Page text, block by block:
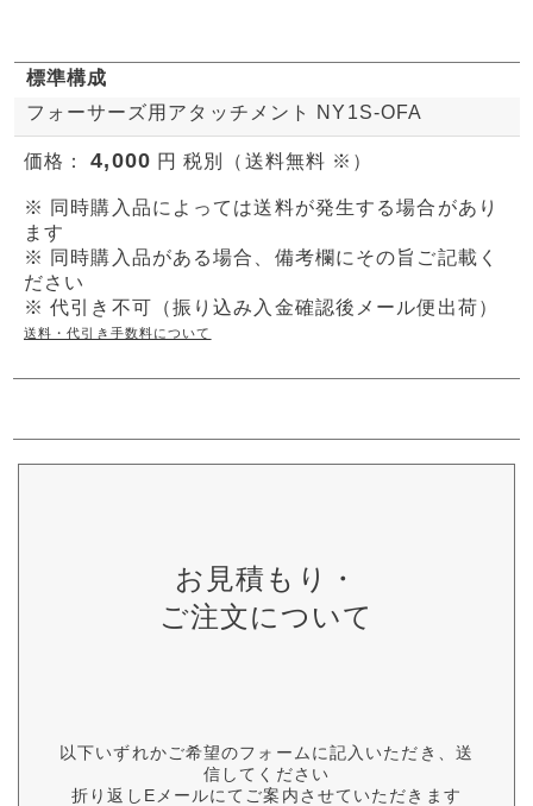
標準構成
フォーサーズ用アタッチメント NY1S-OFA
価格： 4,000 円 税別（送料無料 ※）
※ 同時購入品によっては送料が発生する場合があり
ます
※ 同時購入品がある場合、備考欄にその旨ご記載く
ださい
※ 代引き不可（振り込み入金確認後メール便出荷）
送料・代引き手数料について
お見積もり・
ご注文について
以下いずれかご希望のフォームに記入いただき、送
信してください
折り返しEメールにてご案内させていただきます